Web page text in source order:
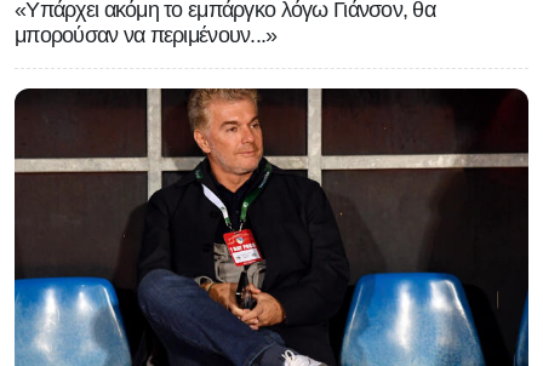
«Υπάρχει ακόμη το εμπάργκο λόγω Γιάνσον, θα
μπορούσαν να περιμένουν...»